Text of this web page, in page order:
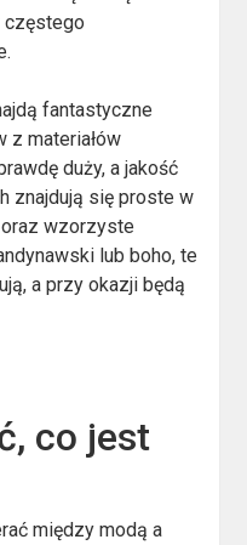
częstego
fantastyczne
z materiałów
duży, a jakość
znajdują się proste w
wzorzyste
lub boho, te
a przy okazji będą
co jest
między modą a